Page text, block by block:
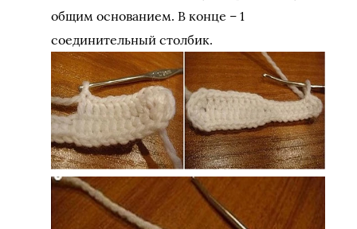
общим основанием. В конце – 1
соединительный столбик.